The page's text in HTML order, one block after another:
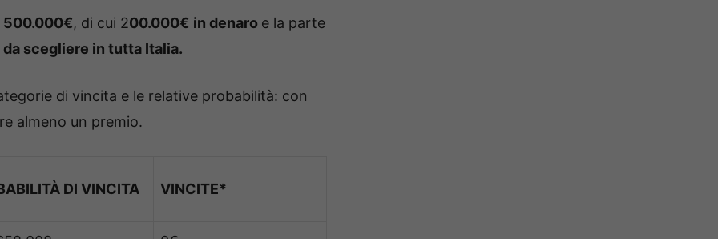
500.000€, di cui 200.000€ in denaro e la parte
da scegliere in tutta Italia.
di vincita e le relative probabilità: con
almeno un premio.
DI VINCITA VINCITE*